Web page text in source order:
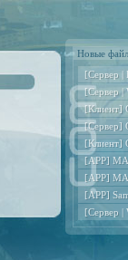
Новые
[Сервер |
[Сервер |
[Клиент]
[Сервер]
[Клиент]
[APP]
[APP]
[APP]
[Сервер |